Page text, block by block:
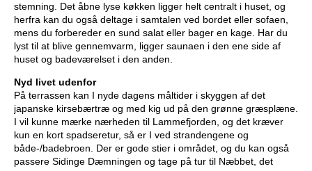
stemning. Det åbne lyse køkken ligger helt centralt i huset, og
herfra kan du også deltage i samtalen ved bordet eller sofaen,
mens du forbereder en sund salat eller bager en kage. Har du
lyst til at blive gennemvarm, ligger saunaen i den ene side af
huset og badeværelset i den anden.
Nyd livet udenfor
På terrassen kan I nyde dagens måltider i skyggen af det
japanske kirsebærtræ og med kig ud på den grønne græsplæne.
I vil kunne mærke nærheden til Lammefjorden, og det kræver
kun en kort spadseretur, så er I ved strandengene og
både-/badebroen. Der er gode stier i området, og du kan også
passere Sidinge Dæmningen og tage på tur til Næbbet, det